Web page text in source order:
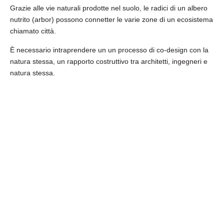
Grazie alle vie naturali prodotte nel suolo, le radici di un albero
nutrito (arbor) possono connetter le varie zone di un ecosistema
chiamato città.
È necessario intraprendere un un processo di co-design con la
natura stessa, un rapporto costruttivo tra architetti, ingegneri e
natura stessa.